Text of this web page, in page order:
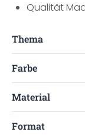
Qualität
Thema
Farbe
Material
Format